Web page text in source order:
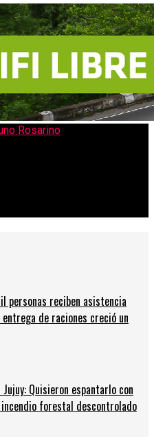
personas reciben asistencia
de raciones creció un
Quisieron espantarlo con
forestal descontrolado